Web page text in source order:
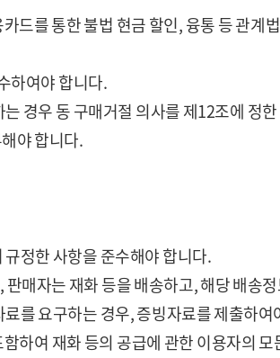
를 통한 불법 현금 할인, 융통 등 관계
하여야 합니다.
경우 동 구매거절 의사를 제12조에 정
야 합니다.
정한 사항을 준수해야 합니다.
매자는 재화 등을 배송하고, 해당 배송
를 요구하는 경우, 증빙자료를 제출하여
하여 재화 등의 공급에 관한 이용자의